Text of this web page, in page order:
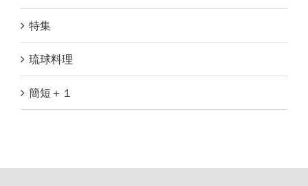
特集
琉球料理
簡短＋１